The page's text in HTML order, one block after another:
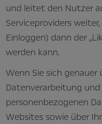
und leitet den Nutzer
Serviceproviders
Einloggen) dann der
werden kann.
Wenn Sie sich
Datenverarbeitung
personenbezogenen
Websites sowie über